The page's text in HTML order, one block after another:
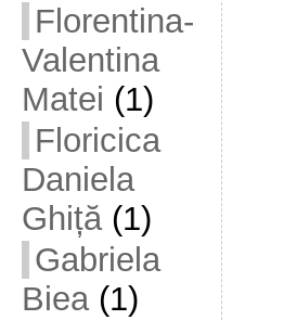
Florentina-
Valentina
Matei (1)
Floricica
Daniela
Ghiță(1)
Gabriela
Biea(1)